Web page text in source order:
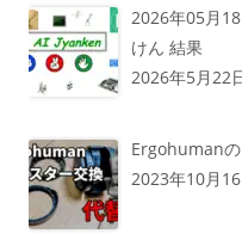
2026年05月
けん 結果
2026年5月22
Ergohuman
2023年10月